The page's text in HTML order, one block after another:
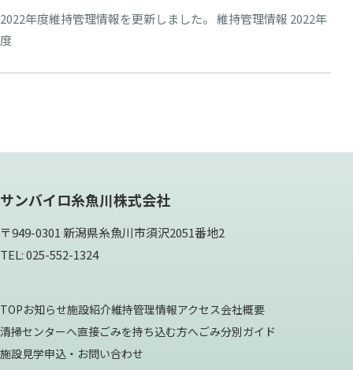
2022年度維持管理情報を更新しました。 維持管理情報 2022年
度
サンバイロ糸魚川株式会社
〒949-0301 新潟県糸魚川市須沢2051番地2
TEL: 025-552-1324
TOPお知らせ施設紹介維持管理情報アクセス会社概要
清掃センターへ直接ごみを持ち込む方へごみ分別ガイド
施設見学申込・お問い合わせ